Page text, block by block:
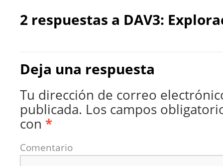
2 respuestas a DAV3:
Deja una respuesta
Tu dirección de correo
publicada. Los campos
con *
Comentario